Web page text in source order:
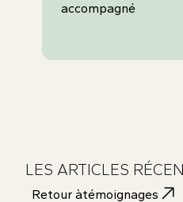
accompagné
LES ARTICLES
Retour àtémoignages